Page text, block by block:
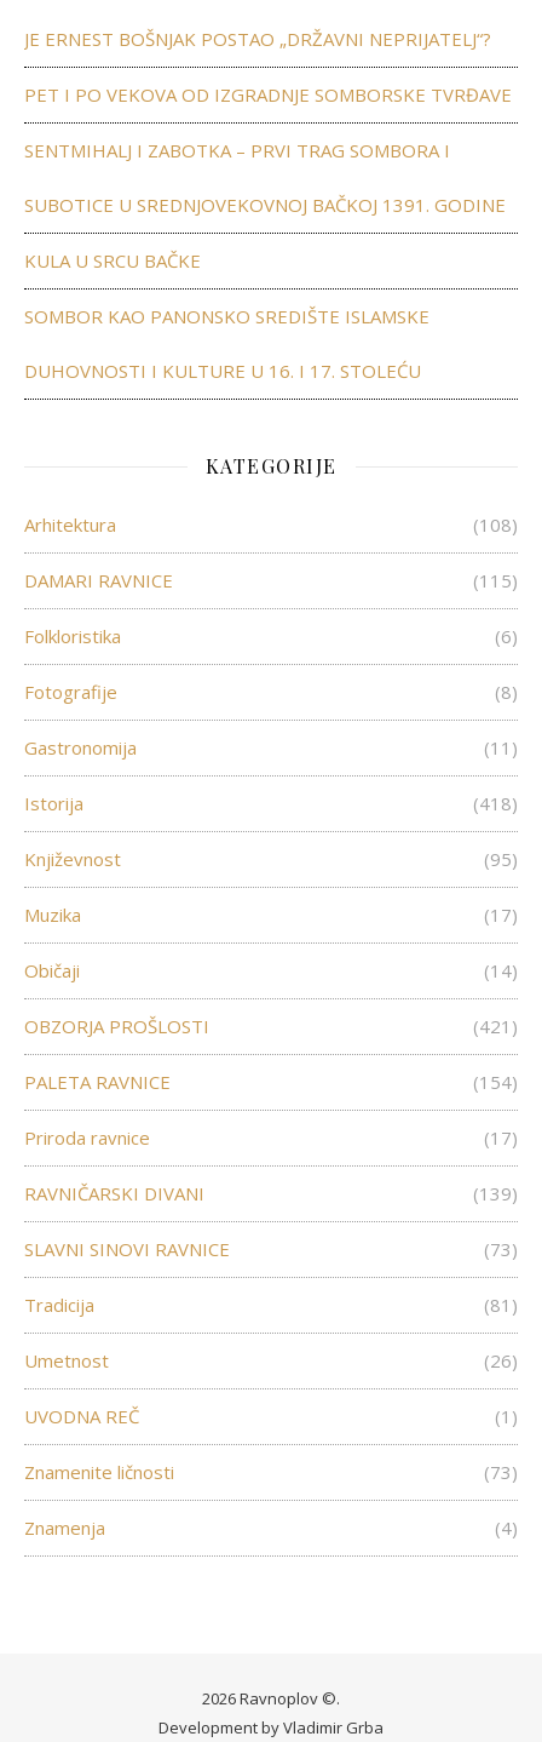
JE ERNEST BOŠNJAK POSTAO „DRŽAVNI NEPRIJATELJ“?
PET I PO VEKOVA OD IZGRADNJE SOMBORSKE TVRĐAVE
SENTMIHALJ I ZABOTKA – PRVI TRAG SOMBORA I
SUBOTICE U SREDNJOVEKOVNOJ BAČKOJ 1391. GODINE
KULA U SRCU BAČKE
SOMBOR KAO PANONSKO SREDIŠTE ISLAMSKE
DUHOVNOSTI I KULTURE U 16. I 17. STOLEĆU
KATEGORIJE
Arhitektura (108)
DAMARI RAVNICE (115)
Folkloristika (6)
Fotografije (8)
Gastronomija (11)
Istorija (418)
Književnost (95)
Muzika (17)
Običaji (14)
OBZORJA PROŠLOSTI (421)
PALETA RAVNICE (154)
Priroda ravnice (17)
RAVNIČARSKI DIVANI (139)
SLAVNI SINOVI RAVNICE (73)
Tradicija (81)
Umetnost (26)
UVODNA REČ (1)
Znamenite ličnosti (73)
Znamenja (4)
2026 Ravnoplov ©.
Development byVladimir Grba